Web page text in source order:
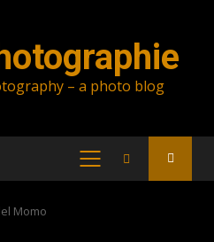
– a photo blog
PRIMARY
Momo